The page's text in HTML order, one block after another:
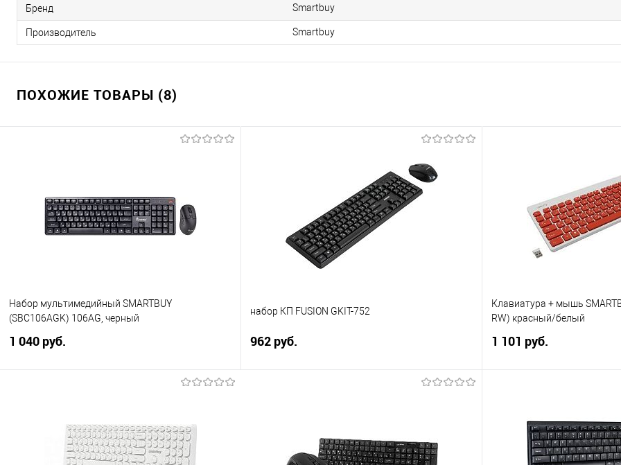
Бренд Smartbuy
Производитель Smartbuy
ПОХОЖИЕ ТОВАРЫ (8)
Набор мультимедийный SMARTBUY
(SBC106AGK) 106AG, черный
1 040 руб.
Купить в 1 клик
Сравнение
В избранное
набор КП FUSION GKIT-752
962 руб.
Купить в 1 клик
В избранное
Клавиатура + мышь
RW) красный/белый
1 101 руб.
Купить в 1 клик
В избранное